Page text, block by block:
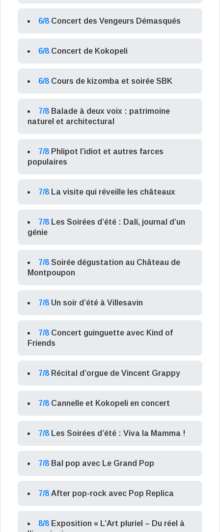
6/8 Concert des Vengeurs Démasqués
6/8 Concert de Kokopeli
6/8 Cours de kizomba et soirée SBK
7/8 Balade à deux voix : patrimoine
naturel et architectural
7/8 Phlipot l’idiot et autres farces
populaires
7/8 La visite qui réveille les châteaux
7/8 Les Soirées d’été : Dalí, journal d’un
génie
7/8 Soirée dégustation au Château de
Montpoupon
7/8 Un soir d’été à Villesavin
7/8 Concert guinguette avec Kind of
Friends
7/8 Récital d’orgue de Vincent Grappy
7/8 Cannelle et Kokopeli en concert
7/8 Les Soirées d’été : Viva la Mamma !
7/8 Bal pop avec Le Grand Pop
7/8 After pop-rock avec Pop Replica
8/8 Exposition « L’Art pluriel – Du réel à